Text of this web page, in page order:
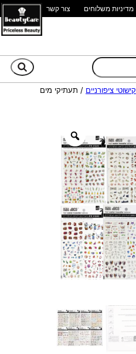
מדיניות משלוחים צור קשר
קישוטי ציפורניים / תעתיקי מים